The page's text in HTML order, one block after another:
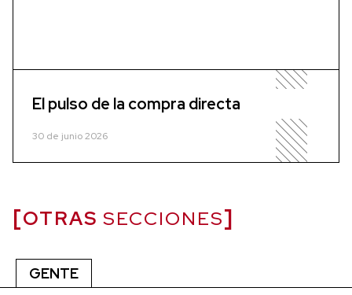
El pulso de la compra directa
30 de junio 2026
OTRAS SECCIONES
GENTE